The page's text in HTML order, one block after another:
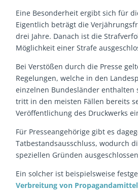
Eine Besonderheit ergibt sich für
Eigentlich beträgt die
drei Jahre. Danach ist die
Möglichkeit einer Strafe
Bei Verstößen durch die Presse
Regelungen, welche in den
einzelnen Bundesländer enthalten
tritt in den meisten Fällen bereits
Veröffentlichung des Druckwerks
Für Presseangehörige gibt es
Tatbestandsausschluss, wodurch
speziellen Gründen
Ein solcher ist beispielsweise
Verbreitung von